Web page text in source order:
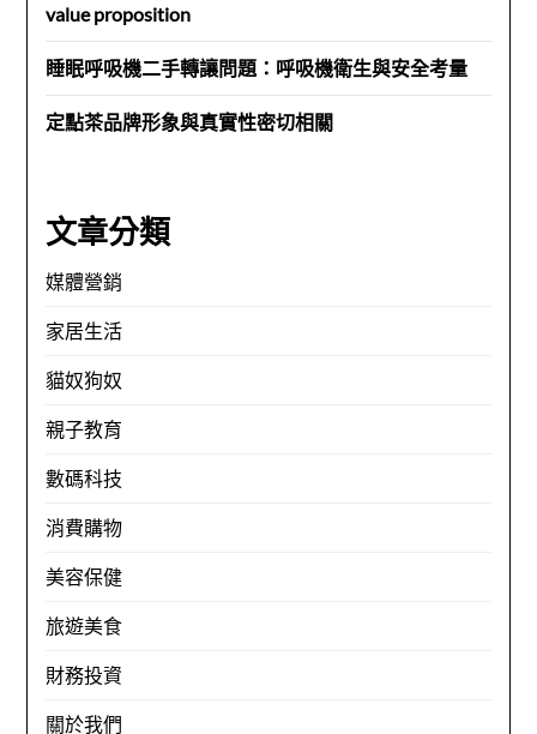
value proposition
睡眠呼吸機二手轉讓問題：呼吸機衛生與安全考量
定點茶品牌形象與真實性密切相關
文章分類
媒體營銷
家居生活
貓奴狗奴
親子教育
數碼科技
消費購物
美容保健
旅遊美食
財務投資
關於我們